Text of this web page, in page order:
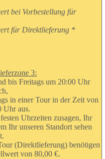
bei Vorbestellung für
für Direktlieferung *
3:
bis Freitags um 20:00 Uhr
in einer Tour in der Zeit von
Uhr aus.
Uhrzeiten zusagen, Ihr
Ihr unseren Standort sehen
(Direktlieferung) benötigen
von 80,00 €.